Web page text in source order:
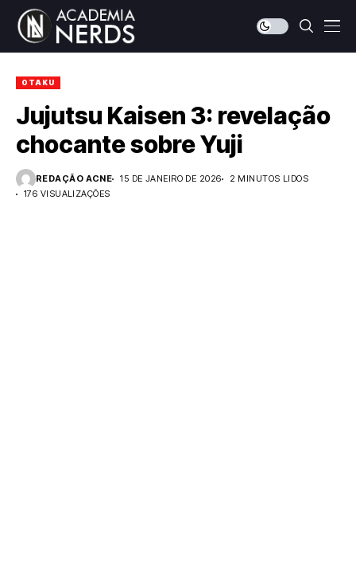
OTAKU
Jujutsu Kaisen 3: revelação
chocante sobre Yuji
REDAÇÃO ACNE 15 DE JANEIRO DE 2026
2 MINUTOS LIDOS
176 VISUALIZAÇÕES